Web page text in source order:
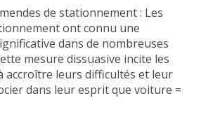
de stationnement : Les
ont connu une
dans de nombreuses
mesure dissuasive incite les
accroître leurs difficultés et leur
dans leur esprit que voiture =